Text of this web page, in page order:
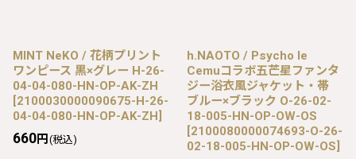
MINT NeKO / 花柄プリント
ワンピース 黒×グレー H-26-
04-04-080-HN-OP-AK-ZH
[2100030000090675-H-26-
04-04-080-HN-OP-AK-ZH]
660円 (税込)
h.NAOTO / Psycho le
Cemuコラボ五芒星ファンタ
ジー浴衣風ジャケット・帯
ブルー×ブラック O-26-02-
18-005-HN-OP-OW-OS
[2100080000074693-O-26-
02-18-005-HN-OP-OW-OS]